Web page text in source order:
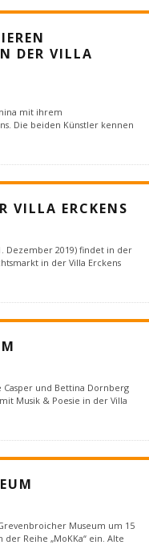
DER VILLA
mit ihrem
Die beiden Künstler kennen
VILLA ERCKENS
Dezember 2019) findet in der
in der Villa Erckens
Casper und Bettina Dornberg
Musik & Poesie in der Villa
Museum um 15
Reihe „MoKKa“ ein. Alte